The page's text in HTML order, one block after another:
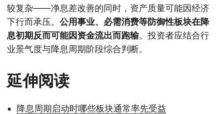
较复杂——净息差改善的同时，资产质量可能因经济
下行而承压。 公用事业、必需消费等防御性板块在降
息初期反而可能因资金流出而跑输。投资者应结合行
业景气度与降息周期阶段综合判断。
延伸阅读
降息周期启动时哪些板块通常率先受益